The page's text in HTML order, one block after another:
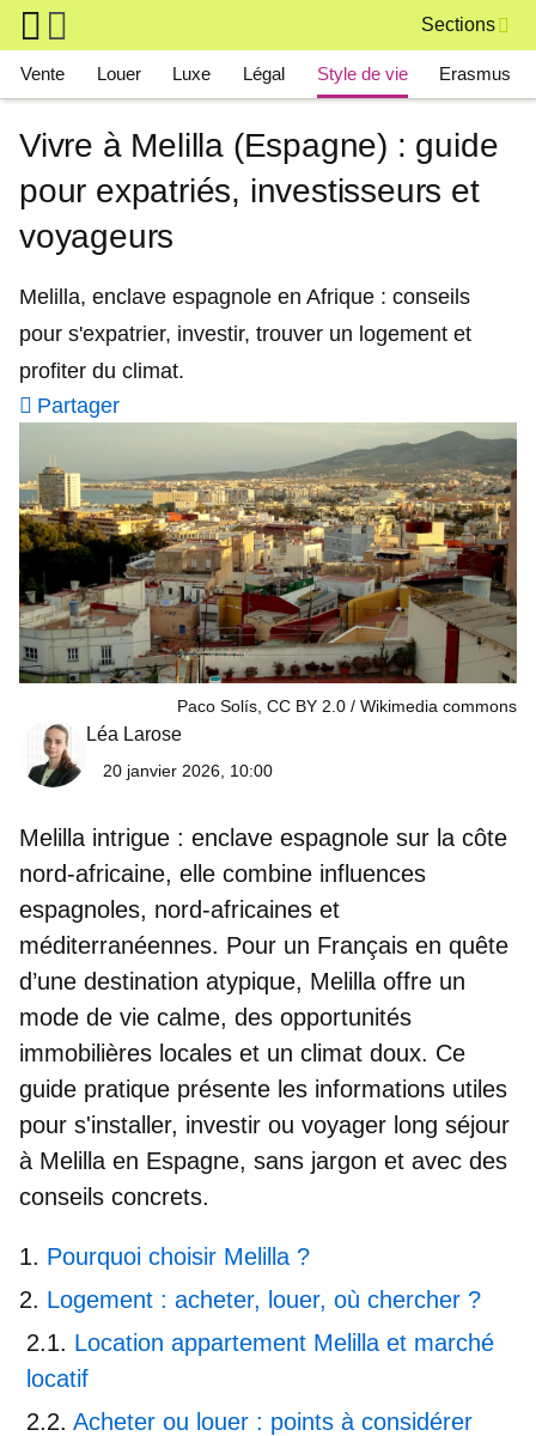
Skip to main content
Sections
Main navigation
Vente Louer Luxe Légal Style de vie Erasmus
Vivre à Melilla (Espagne) : guide
pour expatriés, investisseurs et
voyageurs
Melilla, enclave espagnole en Afrique : conseils
pour s'expatrier, investir, trouver un logement et
profiter du climat.
Partager
Paco Solís, CC BY 2.0 Wikimedia commons
Léa Larose
20 janvier 2026, 10:00
Melilla intrigue : enclave espagnole sur la côte
nord-africaine, elle combine influences
espagnoles, nord-africaines et
méditerranéennes. Pour un Français en quête
d’une destination atypique, Melilla offre un
mode de vie calme, des opportunités
immobilières locales et un climat doux. Ce
guide pratique présente les informations utiles
pour s'installer, investir ou voyager long séjour
à Melilla en Espagne, sans jargon et avec des
conseils concrets.
Pourquoi choisir Melilla ?
Logement : acheter, louer, où chercher ?
Location appartement Melilla et marché
locatif
Acheter ou louer : points à considérer